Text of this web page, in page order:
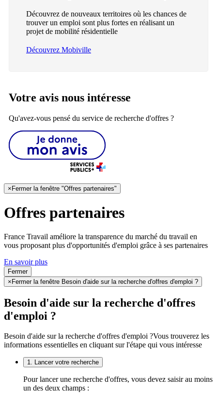
Découvrez de nouveaux territoires où les chances de
trouver un emploi sont plus fortes en réalisant un
projet de mobilité résidentielle
Découvrez Mobiville
Votre avis nous intéresse
Qu'avez-vous pensé du service de recherche d'offres ?
× Fermer la fenêtre "Offres partenaires"
Offres partenaires
France Travail améliore la transparence du marché du travail en
vous proposant plus d'opportunités d'emploi grâce à ses partenaires
En savoir plus
Fermer
×Fermer la fenêtre Besoin d'aide sur la recherche d'offres d'emploi ?
Besoin d'aide sur la recherche d'offres
d'emploi ?
Besoin d'aide sur la recherche d'offres d'emploi ?Vous trouverez les
informations essentielles en cliquant sur l'étape qui vous intéresse
1. Lancer votre recherche
Pour lancer une recherche d'offres, vous devez saisir au moins
un des deux champs :